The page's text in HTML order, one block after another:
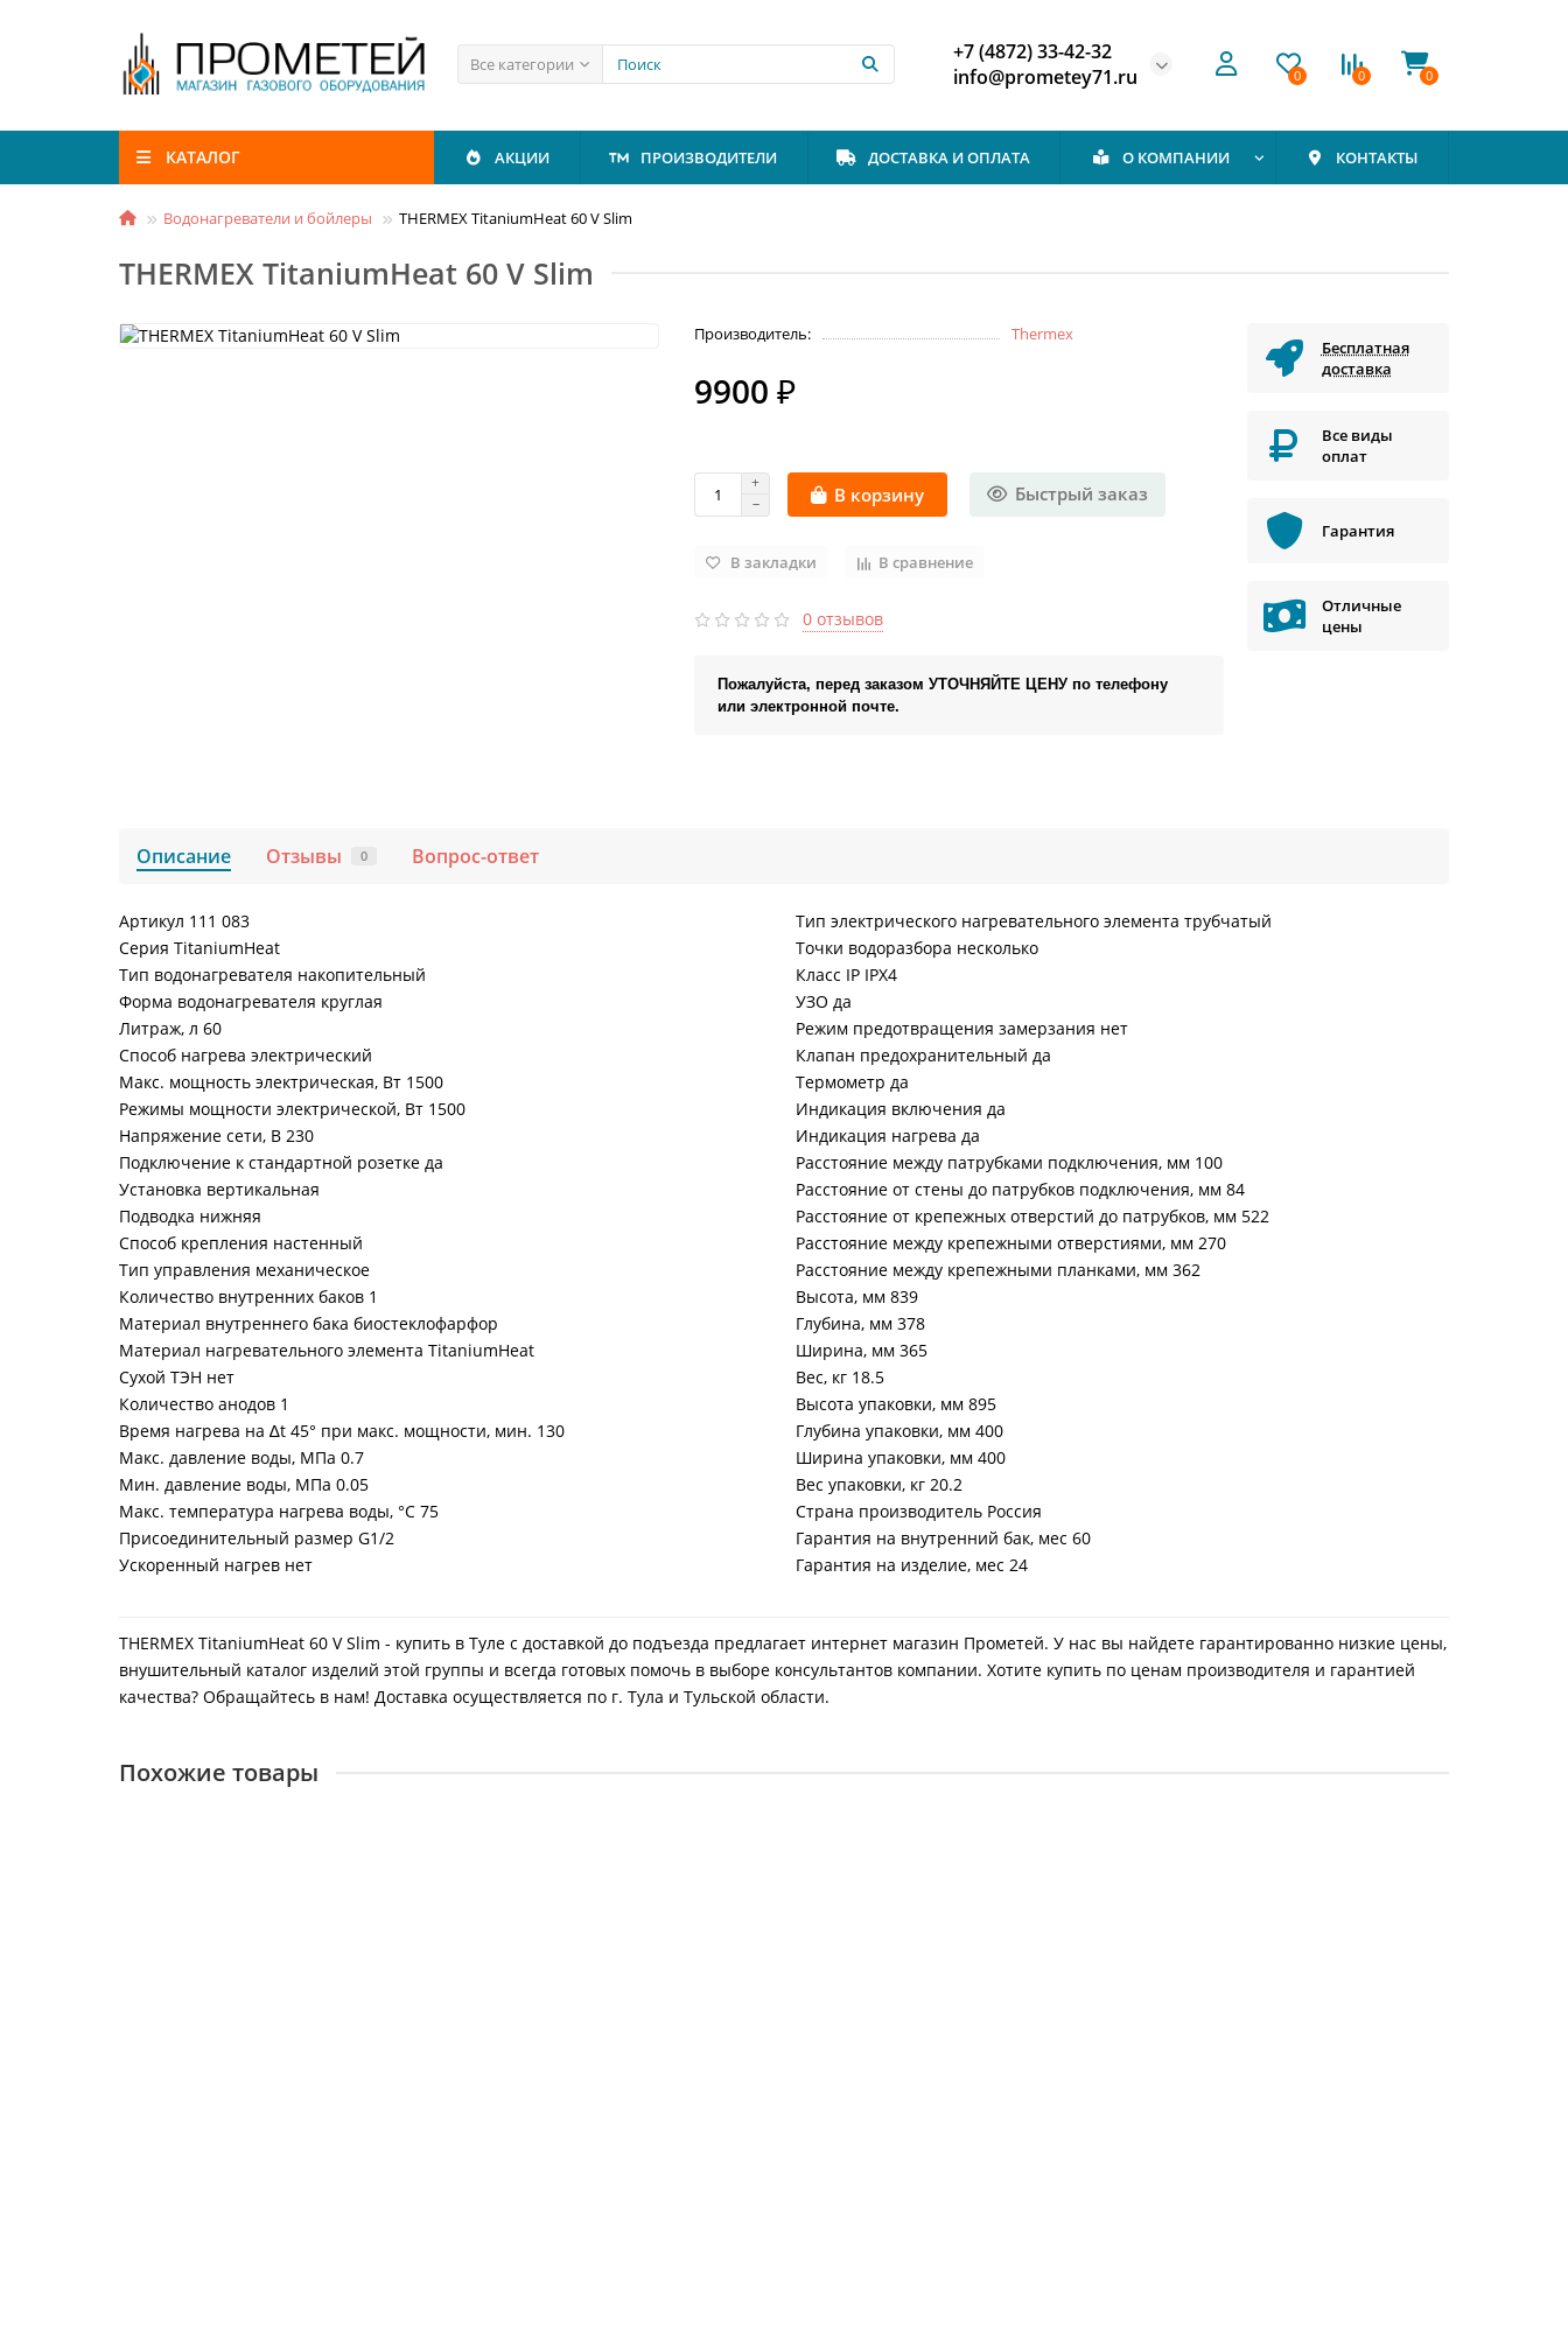
Все категории
+7 (4872) 33-42-32
info@prometey71.ru
0 0 0
КАТАЛОГ АКЦИИ ПРОИЗВОДИТЕЛИ ДОСТАВКА И ОПЛАТА О КОМПАНИИ КОНТАКТЫ
Водонагреватели и бойлеры THERMEX TitaniumHeat 60 V Slim
THERMEX TitaniumHeat 60 V Slim
Производитель: Thermex
9900 ₽
В корзину Быстрый заказ
В закладки В сравнение
0 отзывов
Пожалуйста, перед заказом УТОЧНЯЙТЕ ЦЕНУ по телефону
или электронной почте.
Бесплатная
доставка
Все виды
оплат
Гарантия
Отличные
цены
Описание Отзывы 0 Вопрос-ответ
Артикул 111 083
Серия TitaniumHeat
Тип водонагревателя накопительный
Форма водонагревателя круглая
Литраж, л 60
Способ нагрева электрический
Макс. мощность электрическая, Вт 1500
Режимы мощности электрической, Вт 1500
Напряжение сети, В 230
Подключение к стандартной розетке да
Установка вертикальная
Подводка нижняя
Способ крепления настенный
Тип управления механическое
Количество внутренних баков 1
Материал внутреннего бака биостеклофарфор
Материал нагревательного элемента TitaniumHeat
Сухой ТЭН нет
Количество анодов 1
Время нагрева на ∆t 45° при макс. мощности, мин. 130
Макс. давление воды, МПа 0.7
Мин. давление воды, МПа 0.05
Макс. температура нагрева воды, °С 75
Присоединительный размер G1/2
Ускоренный нагрев нет
Тип электрического нагревательного элемента трубчатый
Точки водоразбора несколько
Класс IP IPX4
УЗО да
Режим предотвращения замерзания нет
Клапан предохранительный да
Термометр да
Индикация включения да
Индикация нагрева да
Расстояние между патрубками подключения, мм 100
Расстояние от стены до патрубков подключения, мм 84
Расстояние от крепежных отверстий до патрубков, мм 522
Расстояние между крепежными отверстиями, мм 270
Расстояние между крепежными планками, мм 362
Высота, мм 839
Глубина, мм 378
Ширина, мм 365
Вес, кг 18.5
Высота упаковки, мм 895
Глубина упаковки, мм 400
Ширина упаковки, мм 400
Вес упаковки, кг 20.2
Страна производитель Россия
Гарантия на внутренний бак, мес 60
Гарантия на изделие, мес 24
THERMEX TitaniumHeat 60 V Slim - купить в Туле с доставкой до подъезда предлагает интернет магазин Прометей. У нас вы найдете гарантированно низкие цены,
внушительный каталог изделий этой группы и всегда готовых помочь в выборе консультантов компании. Хотите купить по ценам производителя и гарантией
качества? Обращайтесь в нам! Доставка осуществляется по г. Тула и Тульской области.
Похожие товары